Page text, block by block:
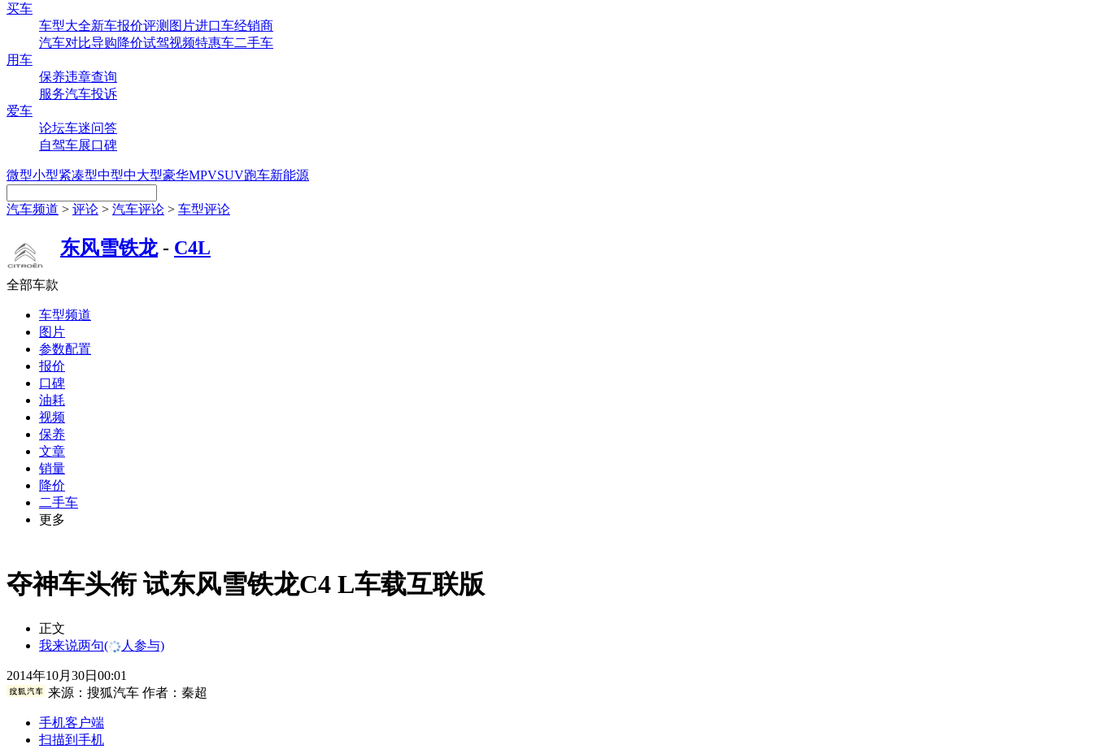
买车
车型大全新车报价评测 图片进口车经销商
汽车对比导购降价试驾视频特惠车二手车
用车
保养违章查询
服务汽车投诉
爱车
论坛车迷问答
自驾车展口碑
微型小型紧凑型中型中大型豪华MPVSUV跑车新能源
汽车频道 > 评论 > 汽车评论 > 车型评论
东风雪铁龙- C4L
全部车款
车型频道
图片
参数配置
报价
口碑
油耗
视频
保养
文章
销量
降价
二手车
更多
夺神车头衔 试东风雪铁龙C4 L车载互联版
正文
我来说两句( 人参与)
2014年10月30日00:01
来源： 搜狐汽车作者：秦超
手机客户端
扫描到手机